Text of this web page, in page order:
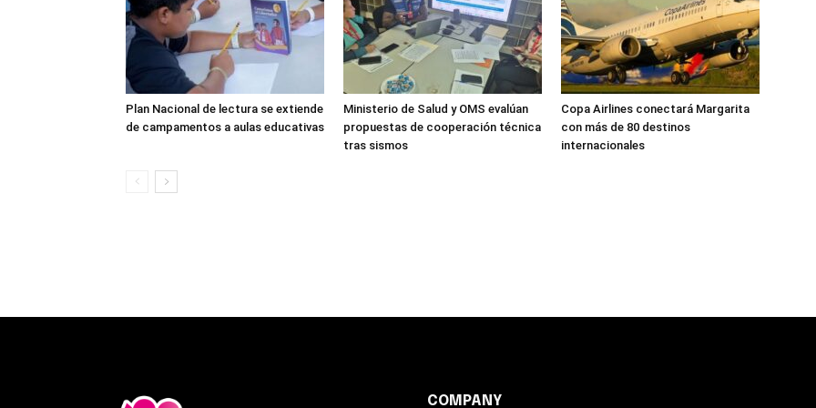
Plan Nacional de lectura se extiende
de campamentos a aulas educativas
Ministerio de Salud y OMS evalúan
propuestas de cooperación técnica
tras sismos
Copa Airlines conectará Margarita
con más de 80 destinos
internacionales
COMPANY